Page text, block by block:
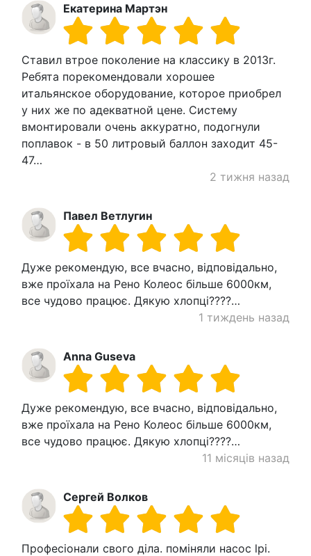
Екатерина Мартэн
Ставил втрое поколение на классику в 2013г.
Ребята порекомендовали хорошее
итальянское оборудование, которое приобрел
у них же по адекватной цене. Систему
вмонтировали очень аккуратно, подогнули
поплавок - в 50 литровый баллон заходит 45-
47…
2 тижня назад
Павел Ветлугин
Дуже рекомендую, все вчасно, відповідально,
вже проїхала на Рено Колеос більше 6000км,
все чудово працює. Дякую хлопці????…
1 тиждень назад
Anna Guseva
Дуже рекомендую, все вчасно, відповідально,
вже проїхала на Рено Колеос більше 6000км,
все чудово працює. Дякую хлопці????…
11 місяців назад
Сергей Волков
Професіонали свого діла. поміняли насос lpi.